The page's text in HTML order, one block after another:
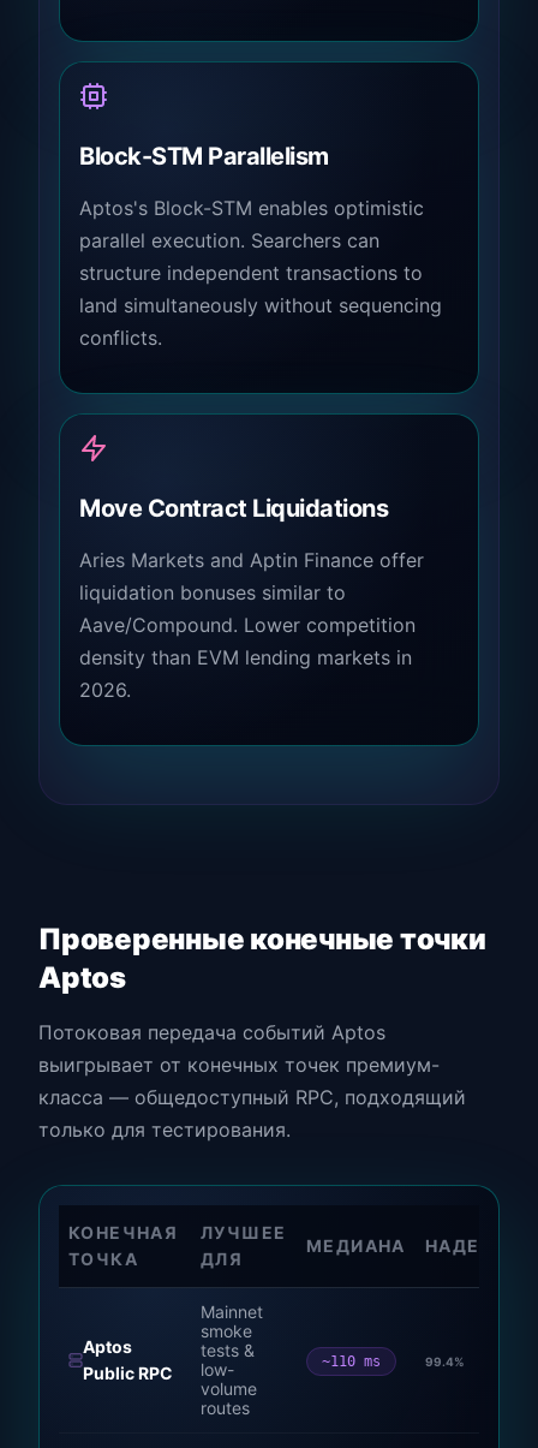
Block-STM Parallelism
Aptos's Block-STM enables optimistic
parallel execution. Searchers can
structure independent transactions to
land simultaneously without sequencing
conflicts.
Move Contract Liquidations
Aries Markets and Aptin Finance offer
liquidation bonuses similar to
Aave/Compound. Lower competition
density than EVM lending markets in
2026.
Проверенные конечные точки
Aptos
Потоковая передача событий Aptos
выигрывает от конечных точек премиум-
класса — общедоступный RPC, подходящий
только для тестирования.
КОНЕЧНАЯ
ТОЧКА
ЛУЧШЕЕ
ДЛЯ
МЕДИАНА
Aptos
Public RPC
Mainnet
smoke
tests &
low-
volume
routes
~110 ms 99.4%